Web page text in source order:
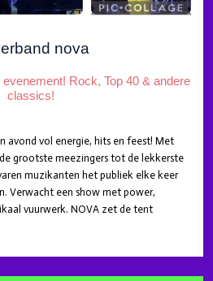
nova
Rock, Top 40 & andere
classics!
avond vol energie, hits en feest! Met
grootste meezingers tot de lekkerste
muzikanten het publiek elke keer
Verwacht een show met power,
vuurwerk. NOVA zet de tent